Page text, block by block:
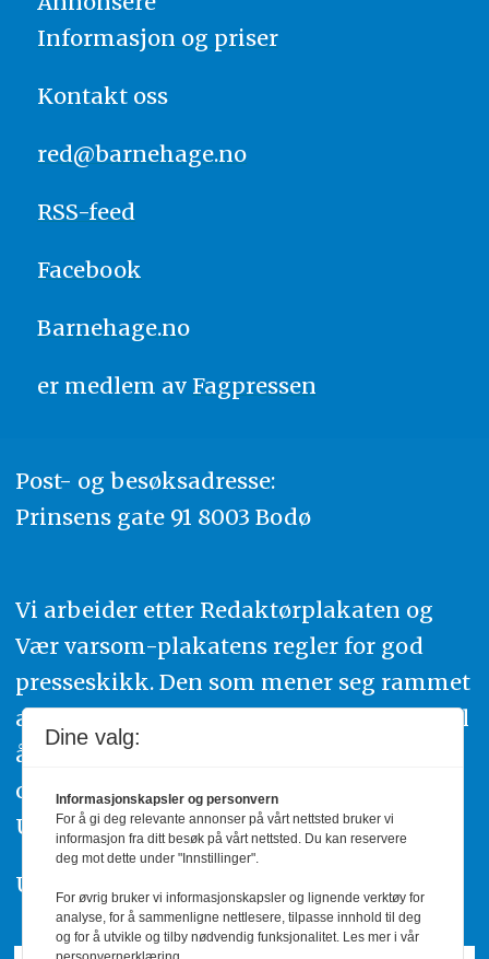
Informasjon og priser
Kontakt oss
red@barnehage.no
RSS-feed
Facebook
Barnehage.no
er medlem av Fagpressen
Post- og besøksadresse:
Prinsens gate 91 8003 Bodø
Vi arbeider etter Redaktørplakaten og
Vær varsom-plakatens regler for god
presseskikk. Den som mener seg rammet
av urettmessig publisering, oppfordres til
å ta kontakt med redaksjonen. Du kan
også klage inn saker til Pressens Faglige
Utvalg,www.pfu.no.
Utgiver: PBL
Dine valg:
Informasjonskapsler og personvern
For å gi deg relevante annonser på vårt nettsted bruker vi
informasjon fra ditt besøk på vårt nettsted. Du kan reservere
deg mot dette under "Innstillinger".
For øvrig bruker vi informasjonskapsler og lignende verktøy for
analyse, for å sammenligne nettlesere, tilpasse innhold til deg
og for å utvikle og tilby nødvendig funksjonalitet. Les mer i vår